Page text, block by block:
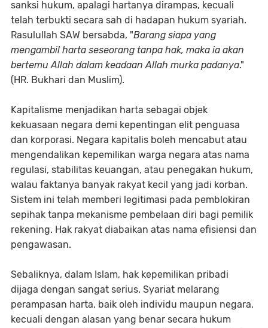
sanksi hukum, apalagi hartanya dirampas, kecuali
telah terbukti secara sah di hadapan hukum syariah.
Rasulullah SAW bersabda, "Barang siapa yang
mengambil harta seseorang tanpa hak, maka ia akan
bertemu Allah dalam keadaan Allah murka padanya."
(HR. Bukhari dan Muslim).
Kapitalisme menjadikan harta sebagai objek
kekuasaan negara demi kepentingan elit penguasa
dan korporasi. Negara kapitalis boleh mencabut atau
mengendalikan kepemilikan warga negara atas nama
regulasi, stabilitas keuangan, atau penegakan hukum,
walau faktanya banyak rakyat kecil yang jadi korban.
Sistem ini telah memberi legitimasi pada pemblokiran
sepihak tanpa mekanisme pembelaan diri bagi pemilik
rekening. Hak rakyat diabaikan atas nama efisiensi dan
pengawasan.
Sebaliknya, dalam Islam, hak kepemilikan pribadi
dijaga dengan sangat serius. Syariat melarang
perampasan harta, baik oleh individu maupun negara,
kecuali dengan alasan yang benar secara hukum